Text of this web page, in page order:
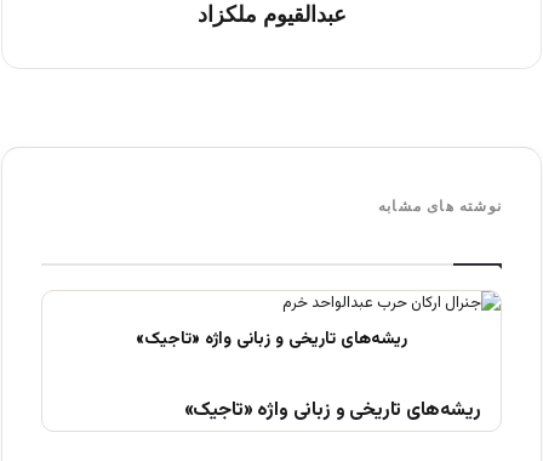
عبدالقیوم ملکزاد
نوشته های مشابه
ریشه‌های تاریخی و زبانی واژه «تاجیک»